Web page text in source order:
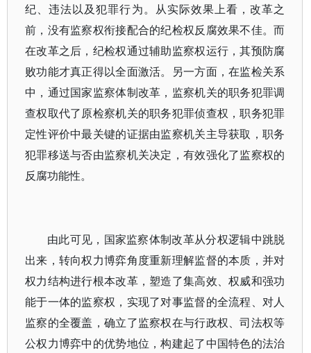
纪、违法以及犯罪行为。从实际效果上看，改革之
前，没有监察权衔接配合的纪检权反腐效果不佳。而
在改革之后，纪检权通过辅助监察权运行，其预防腐
败功能才真正得以全面激活。另一方面，在监检关系
中，通过国家监察体制改革，监察机关的职务犯罪调
查权取代了原检察机关的职务犯罪侦查权，职务犯罪
定性评价中最关键的证据由监察机关主导获取，职务
犯罪移送与否由监察机关决定，有效强化了监察权的
反腐功能性。
由此可见，国家监察体制改革从分权逻辑中跳脱
出来，转向权力博弈角度重新理解监督的本质，并对
权力结构进行根本改革，塑造了集高效、权威和强功
能于一体的监察权，实现了对事监督的全流程、对人
监察的全覆盖，确立了监察权在与行政权、司法权等
公权力博弈中的优势地位，构建起了中国特色的法治